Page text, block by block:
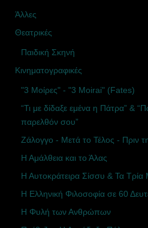
Άλλες
Θεατρικές
Παιδική Σκηνή
Κινηματογραφικές
"3 Μοίρες" - "3 Moirai" (Fates)
“Τι με δίδαξε εμένα η Πάτρα” &
παρελθόν σου”
Ζάλογγο - Μετά το Τέλος - Πριν
Η Αμάλθεια και το Άλας
Η Αυτοκράτειρα Σίσσυ & Τα
Η Ελληνική Φιλοσοφία σε 60
Η Φυλή των Ανθρώπων